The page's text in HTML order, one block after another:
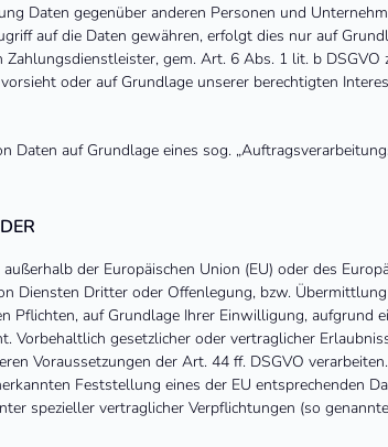
Daten gegenüber anderen Personen und
auf die Daten gewähren, erfolgt dies nur auf
gem. Art. 6 Abs. 1 lit. b
oder auf Grundlage unserer berechtigten
auf Grundlage eines sog.
der Europäischen Union (EU) oder des
Diensten Dritter oder Offenlegung, bzw.
Pflichten, auf Grundlage Ihrer Einwilligung, aufgrund
Vorbehaltlich gesetzlicher oder vertraglicher
Voraussetzungen der Art. 44 ff. DSGVO
Feststellung eines der EU entsprechenden
spezieller vertraglicher Verpflichtungen (so